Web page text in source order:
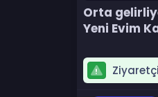
Orta
Yeni Evim